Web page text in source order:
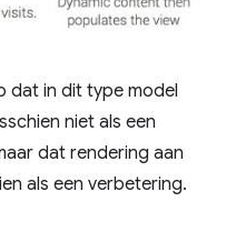
dat in dit type model
niet als een
dat rendering aan
als een verbetering.